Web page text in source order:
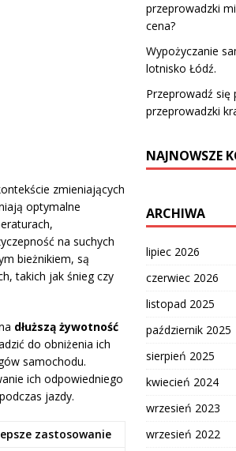
zmieniających
optymalne
na suchych
bieżnikiem, są
takich jak śnieg czy
dłuższą żywotność
do obniżenia ich
samochodu.
ich odpowiedniego
jazdy.
zastosowanie
przeprowadzki
cena?
Wypożyczanie
lotnisko Łódź.
Przeprowadź
przeprowadzki
NAJNOWSZE
ARCHIWA
lipiec 2026
czerwiec 2026
listopad 2025
październik 2025
sierpień 2025
kwiecień 2024
wrzesień 2023
wrzesień 2022